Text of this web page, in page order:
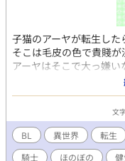
子猫のアーヤが転生した
そこは毛皮の色で貴賤
アーヤはそこで大っ嫌
ーヤが成長し、嫌いな
×もと猫の獣人少年 幼
ばらく先のこととなり
保険でＲ１８指定にし
まります。 もとが猫なの
なか抜けません。 怪我
文
BL 異世界 転生
騎士
ほのぼの